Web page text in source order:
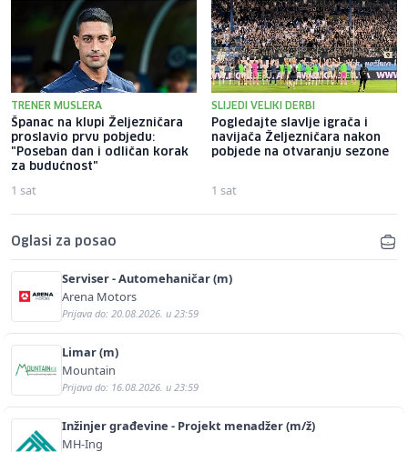
TRENER MUSLERA
Španac na klupi Željezničara
proslavio prvu pobjedu:
"Poseban dan i odličan korak
za budućnost"
1 sat
SLIJEDI VELIKI DERBI
Pogledajte slavlje igrača i
navijača Željezničara nakon
pobjede na otvaranju sezone
1 sat
Oglasi za posao
Serviser - Automehaničar (m)
Arena Motors
Prijava do: 20.08.2026. u 23:59
Limar (m)
Mountain
Prijava do: 16.08.2026. u 23:59
Inžinjer građevine - Projekt menadžer (m/ž)
MH-Ing